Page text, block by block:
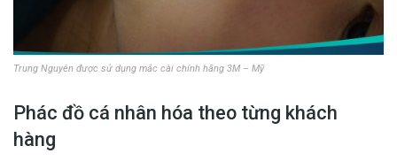
Trung Nguyên được sử dụng mắc cài chính hãng 3M – Mỹ
Phác đồ cá nhân hóa theo từng khách
hàng